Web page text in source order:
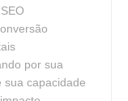
por sua
sua capacidade